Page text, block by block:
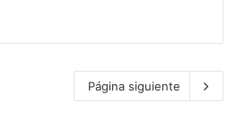
Página siguiente